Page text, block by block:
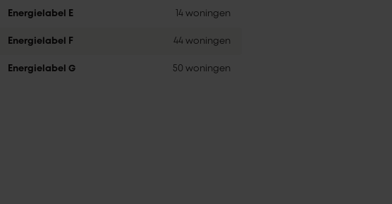
Energielabel E 14 woningen
Energielabel F 44 woningen
Energielabel G 50 woningen